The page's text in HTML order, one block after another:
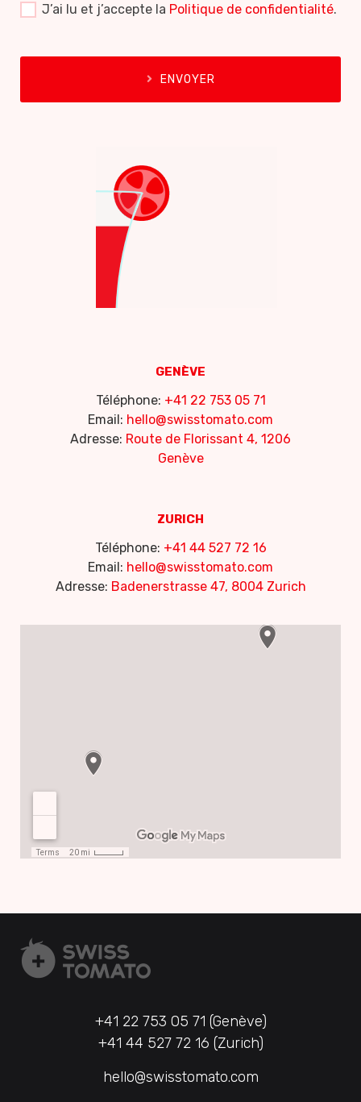
J’ai lu et j’accepte la Politique de confidentialité.
ENVOYER
GENÈVE
Téléphone: +41 22 753 05 71
Email: hello@swisstomato.com
Adresse: Route de Florissant 4, 1206
Genève
ZURICH
Téléphone: +41 44 527 72 16
Email: hello@swisstomato.com
Adresse: Badenerstrasse 47, 8004 Zurich
+41 22 753 05 71 (Genève)
+41 44 527 72 16 (Zurich)
hello@swisstomato.com